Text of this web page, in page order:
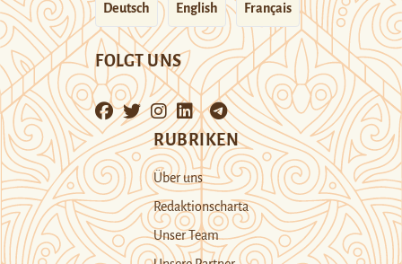
Deutsch English Français
FOLGT UNS
RUBRIKEN
Über uns
Redaktionscharta
Unser Team